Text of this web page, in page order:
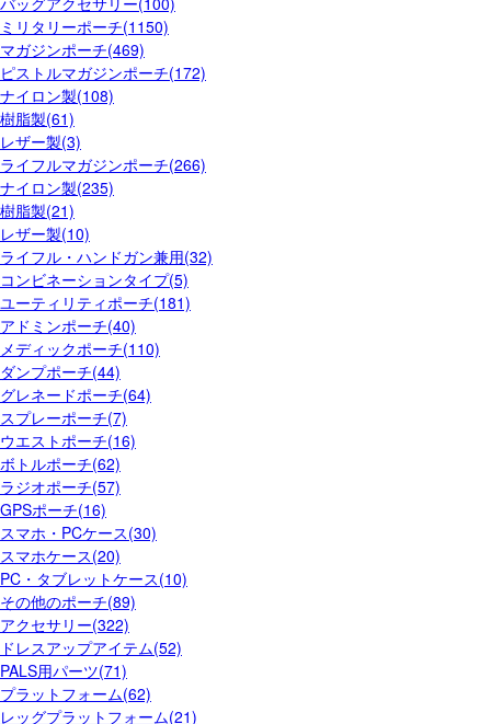
ミリタリーポーチ(1150)
マガジンポーチ(469)
ピストルマガジンポーチ(172)
ナイロン製(108)
樹脂製(61)
レザー製(3)
ライフルマガジンポーチ(266)
ナイロン製(235)
樹脂製(21)
レザー製(10)
ライフル・ハンドガン兼用(32)
コンビネーションタイプ(5)
ユーティリティポーチ(181)
アドミンポーチ(40)
メディックポーチ(110)
ダンプポーチ(44)
グレネードポーチ(64)
スプレーポーチ(7)
ウエストポーチ(16)
ボトルポーチ(62)
ラジオポーチ(57)
GPSポーチ(16)
スマホ・PCケース(30)
スマホケース(20)
PC・タブレットケース(10)
その他のポーチ(89)
アクセサリー(322)
ドレスアップアイテム(52)
PALS用パーツ(71)
プラットフォーム(62)
レッグプラットフォーム(21)